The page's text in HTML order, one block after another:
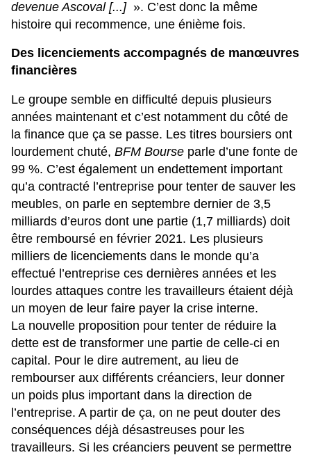
devenue Ascoval [...] ». C’est donc la même
histoire qui recommence, une énième fois.
Des licenciements accompagnés de manœuvres
financières
Le groupe semble en difficulté depuis plusieurs
années maintenant et c’est notamment du côté de
la finance que ça se passe. Les titres boursiers ont
lourdement chuté, BFM Bourse parle d’une fonte de
99 %. C’est également un endettement important
qu’a contracté l’entreprise pour tenter de sauver les
meubles, on parle en septembre dernier de 3,5
milliards d’euros dont une partie (1,7 milliards) doit
être remboursé en février 2021. Les plusieurs
milliers de licenciements dans le monde qu’a
effectué l’entreprise ces dernières années et les
lourdes attaques contre les travailleurs étaient déjà
un moyen de leur faire payer la crise interne.
La nouvelle proposition pour tenter de réduire la
dette est de transformer une partie de celle-ci en
capital. Pour le dire autrement, au lieu de
rembourser aux différents créanciers, leur donner
un poids plus important dans la direction de
l’entreprise. A partir de ça, on ne peut douter des
conséquences déjà désastreuses pour les
travailleurs. Si les créanciers peuvent se permettre